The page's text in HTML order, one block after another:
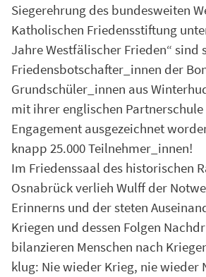
Siegerehrung des bundesweiten
Katholischen Friedensstiftung
Jahre Westfälischer Frieden“ sind
Friedensbotschafter_innen der
Grundschüler_innen aus
mit ihrer englischen
Engagement ausgezeichnet
knapp 25.000 Teilnehmer_innen!
Im Friedenssaal des historischen
Osnabrück verlieh Wulff der
Erinnerns und der steten
Kriegen und dessen Folgen
bilanzieren Menschen nach
klug: Nie wieder Krieg, nie wieder